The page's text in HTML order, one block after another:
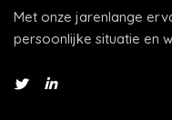
Met onze jarenlange
persoonlijke situatie en